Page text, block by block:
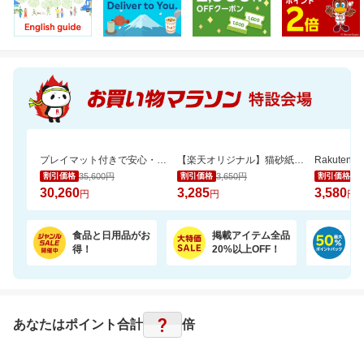
プレイマット付きで安心・快適な遊び空間
割引価格 35,600円
30,260円
【楽天オリジナル】猫砂紙タイプ大容量＼約一か月548円／今だけお買い得セール！
割引価格 3,650円
3,285円
割引価格
3,580円
食品と日用品がお
得！
掲載アイテム全品
20%以上OFF！
あなたはポイント合計 ? 倍